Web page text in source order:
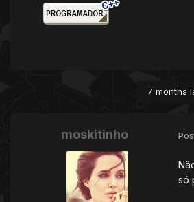
7 months
moskitinho
só